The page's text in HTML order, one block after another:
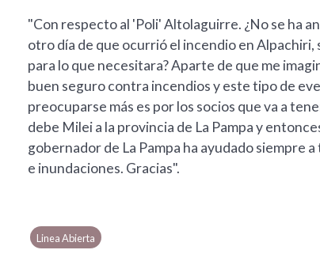
"Con respecto al 'Poli' Altolaguirre. ¿No se ha
otro día de que ocurrió el incendio en Alpachiri,
para lo que necesitara? Aparte de que me
buen seguro contra incendios y este tipo de
preocuparse más es por los socios que va a
debe Milei a la provincia de La Pampa y
gobernador de La Pampa ha ayudado siempre
e inundaciones. Gracias".
Linea Abierta